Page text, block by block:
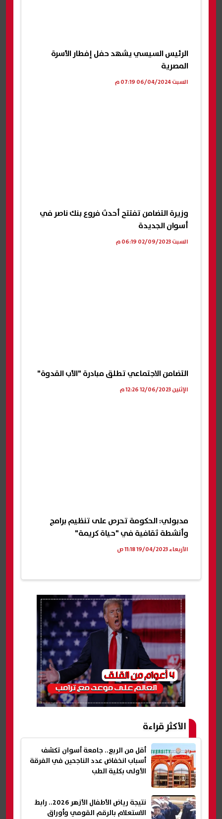
الرئيس السيسي يشهد حفل إفطار الأسرة
المصرية
السبت 06/04/2024 07:19 م
وزيرة التضامن تفتتح أحدث فروع بنك ناصر في
أسوان الجديدة
السبت 02/09/2023 06:19 م
التضامن الاجتماعي تطلق مبادرة "الأب القدوة"
الإثنين 12/06/2023 12:26 م
مدبولي: الحكومة تحرص على تنظيم برامج
وأنشطة ثقافية في "حياة كريمة"
الأربعاء 19/04/2023 11:18 ص
الأكثر قراءة
أقل من الربع.. جامعة أسوان تكشف
أسباب انخفاض عدد الناجحين في الفرقة
الأولى بكلية الطب
نتيجة رياض الأطفال الأزهر 2026.. رابط
الاستعلام بالرقم القومي وأوراق